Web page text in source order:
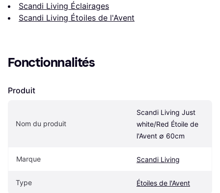
Scandi Living Éclairages
Scandi Living Étoiles de l'Avent
Fonctionnalités
Produit
Nom du produit
Scandi Living Just
white/Red Étoile de
l'Avent ∅ 60cm
Marque Scandi Living
Type Étoiles de l'Avent